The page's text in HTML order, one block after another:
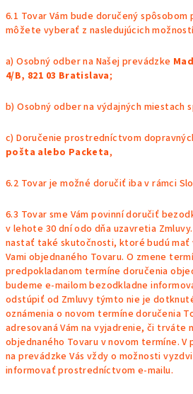
6.1 Tovar Vám bude doručený
môžete vyberať z nasledujúcich
a) Osobný odber na Našej prevádzke
4/B, 821 03 Bratislava;
b) Osobný odber na výdajných miestach
c) Doručenie prostredníctvom
pošta alebo Packeta,
6.2 Tovar je možné doručiť iba v rámci
6.3 Tovar sme Vám povinní doručiť
v lehote 30 dní odo dňa uzavretia
nastať také skutočnosti, ktoré budú mať
Vami objednaného Tovaru. O zmene
predpokladanom termíne doručenia
budeme e-mailom bezodkladne
odstúpiť od Zmluvy týmto nie je
oznámenia o novom termíne doručenia
adresovaná Vám na vyjadrenie, či trváte
objednaného Tovaru v novom termíne.
na prevádzke Vás vždy o možnosti
informovať prostredníctvom e-mailu.